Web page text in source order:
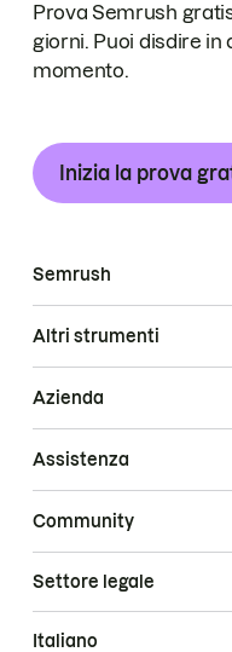
Prova Semrush
giorni. Puoi disdire in
momento.
Inizia la prova
Semrush
Altri strumenti
Azienda
Assistenza
Community
Settore legale
Italiano